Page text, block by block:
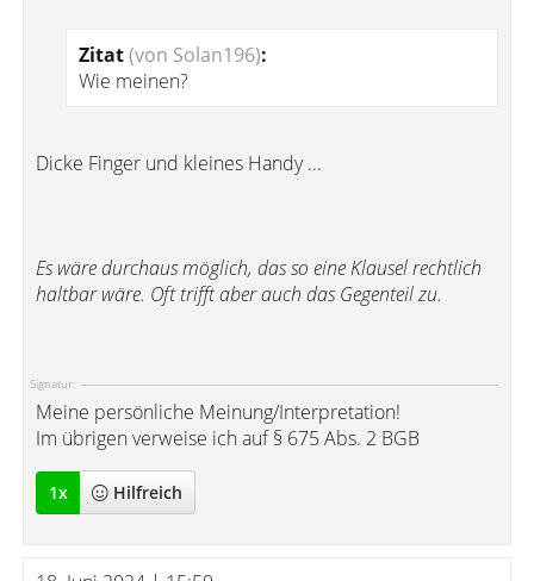
Zitat(von Solan196):
Wie meinen?
Dicke Finger und kleines Handy ...
Es wäre durchaus möglich, das so eine Klausel rechtlich
haltbar wäre. Oft trifft aber auch das Gegenteil zu.
Signatur:
Meine persönliche Meinung/Interpretation!
Im übrigen verweise ich auf § 675 Abs. 2 BGB
1x Hilfreich